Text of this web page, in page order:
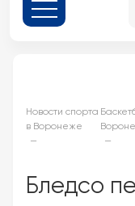
Новости спорта
в Воронеже
Бледсо